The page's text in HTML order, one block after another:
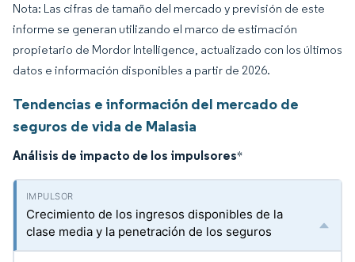
Nota: Las cifras de tamaño del mercado y previsión de este
informe se generan utilizando el marco de estimación
propietario de Mordor Intelligence, actualizado con los últimos
datos e información disponibles a partir de 2026.
Tendencias e información del mercado de
seguros de vida de Malasia
Análisis de impacto de los impulsores*
Crecimiento de los ingresos disponibles de la
clase media y la penetración de los seguros